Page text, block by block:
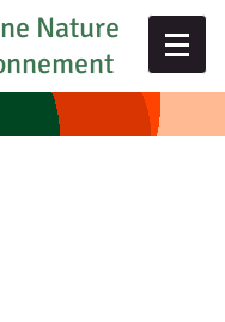
Nature